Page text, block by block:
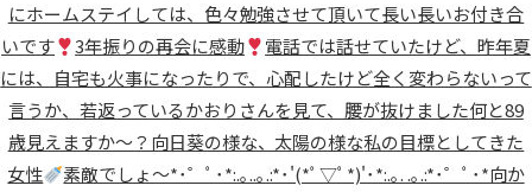
にホームステイしては、色々勉強させて頂いて長い長いお付き合
いです
3年振りの再会に感動
電話では話せていたけど、昨年夏
には、自宅も火事になったりで、心配したけど全く変わらないって
言うか、若返っているかおりさんを見て、腰が抜けました何と89
歳見えますか〜？向日葵の様な、太陽の様な私の目標としてきた
女性‍
素敵でしょ〜*･゜ﾟ･*:.｡..｡.:*･'(*ﾟ▽ﾟ*)'･*:.｡. .｡.:*･゜ﾟ･*向か